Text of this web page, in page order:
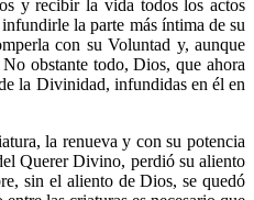
y recibir la vida todos los actos
la parte más íntima de su
con su Voluntad y, aunque
obstante todo, Dios, que ahora
la Divinidad, infundidas en él en
la renueva y con su potencia
Querer Divino, perdió su aliento
sin el aliento de Dios, se quedó